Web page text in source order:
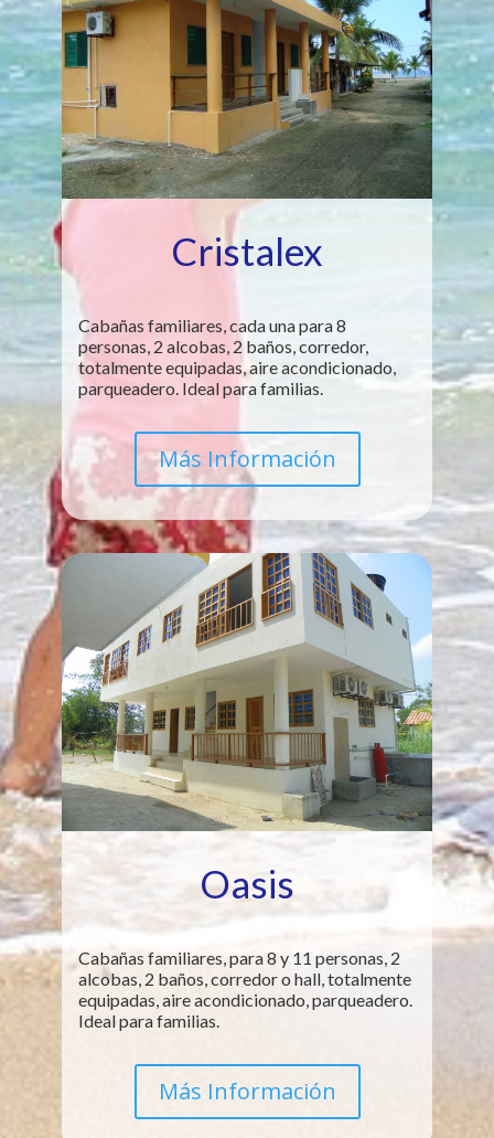
Cristalex
Cabañas familiares, cada una para 8
personas, 2 alcobas, 2 baños, corredor,
totalmente equipadas, aire acondicionado,
parqueadero. Ideal para familias.
Más Información
Oasis
Cabañas familiares, para 8 y 11 personas, 2
alcobas, 2 baños, corredor o hall, totalmente
equipadas, aire acondicionado, parqueadero.
Ideal para familias.
Más Información